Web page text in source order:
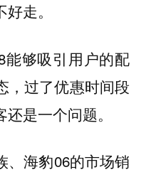
走。
够吸引用户的配
，过了优惠时间段
是一个问题。
、海豹06的市场销